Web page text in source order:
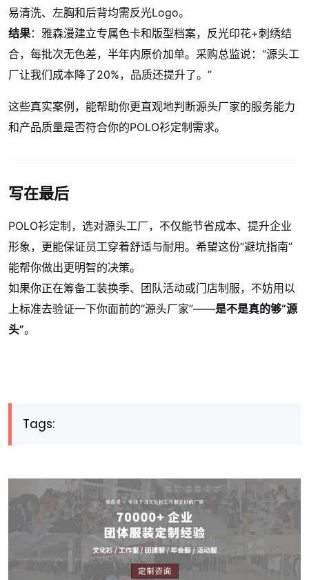
易清洗、左胸和后背均需反光Logo。
结果：雅森漫建立专属色卡和版型档案，反光印花+刺绣结
合，每批次无色差，半年内原价加单。采购总监说：“源头工
厂让我们成本降了20%，品质还提升了。”
这些真实案例，能帮助你更直观地判断源头厂家的服务能力
和产品质量是否符合你的POLO衫定制需求。
写在最后
POLO衫定制，选对源头工厂，不仅能节省成本、提升企业
形象，更能保证员工穿着舒适与耐用。希望这份“避坑指南”
能帮你做出更明智的决策。
如果你正在筹备工装换季、团队活动或门店制服，不妨用以
上标准去验证一下你面前的“源头厂家”——是不是真的够“源
头”。
Tags: